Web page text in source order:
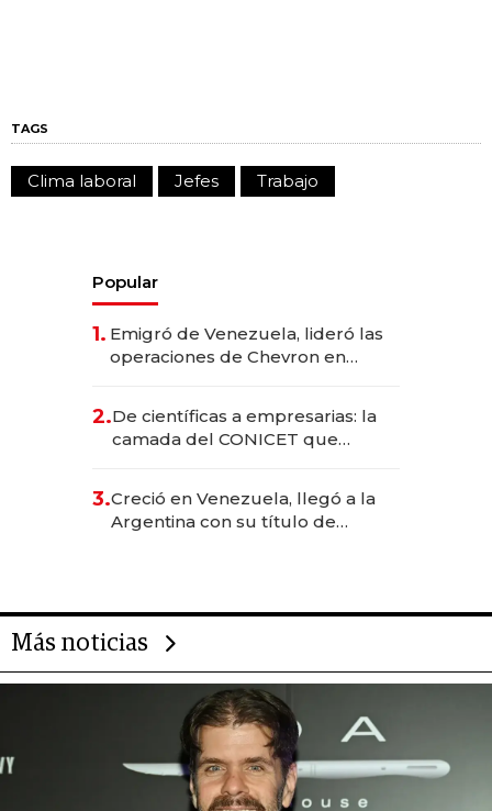
TAGS
Clima laboral Jefes Trabajo
Popular
1. Emigró de Venezuela, lideró las
operaciones de Chevron en
2.De científicas a empresarias: la
camada del CONICET que
3.Creció en Venezuela, llegó a la
Argentina con su título de
Más noticias